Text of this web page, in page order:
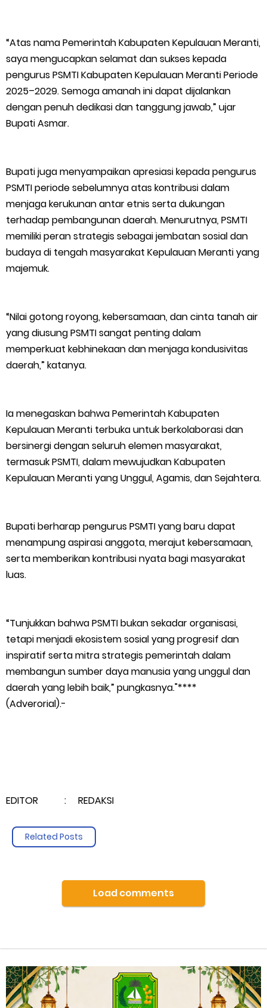
“Atas nama Pemerintah Kabupaten Kepulauan Meranti,
saya mengucapkan selamat dan sukses kepada
pengurus PSMTI Kabupaten Kepulauan Meranti Periode
2025–2029. Semoga amanah ini dapat dijalankan
dengan penuh dedikasi dan tanggung jawab,” ujar
Bupati Asmar.
Bupati juga menyampaikan apresiasi kepada pengurus
PSMTI periode sebelumnya atas kontribusi dalam
menjaga kerukunan antar etnis serta dukungan
terhadap pembangunan daerah. Menurutnya, PSMTI
memiliki peran strategis sebagai jembatan sosial dan
budaya di tengah masyarakat Kepulauan Meranti yang
majemuk.
“Nilai gotong royong, kebersamaan, dan cinta tanah air
yang diusung PSMTI sangat penting dalam
memperkuat kebhinekaan dan menjaga kondusivitas
daerah,” katanya.
Ia menegaskan bahwa Pemerintah Kabupaten
Kepulauan Meranti terbuka untuk berkolaborasi dan
bersinergi dengan seluruh elemen masyarakat,
termasuk PSMTI, dalam mewujudkan Kabupaten
Kepulauan Meranti yang Unggul, Agamis, dan Sejahtera.
Bupati berharap pengurus PSMTI yang baru dapat
menampung aspirasi anggota, merajut kebersamaan,
serta memberikan kontribusi nyata bagi masyarakat
luas.
“Tunjukkan bahwa PSMTI bukan sekadar organisasi,
tetapi menjadi ekosistem sosial yang progresif dan
inspiratif serta mitra strategis pemerintah dalam
membangun sumber daya manusia yang unggul dan
daerah yang lebih baik,” pungkasnya."****
(Adverorial).-
EDITOR : REDAKSI
Related Posts
Load comments